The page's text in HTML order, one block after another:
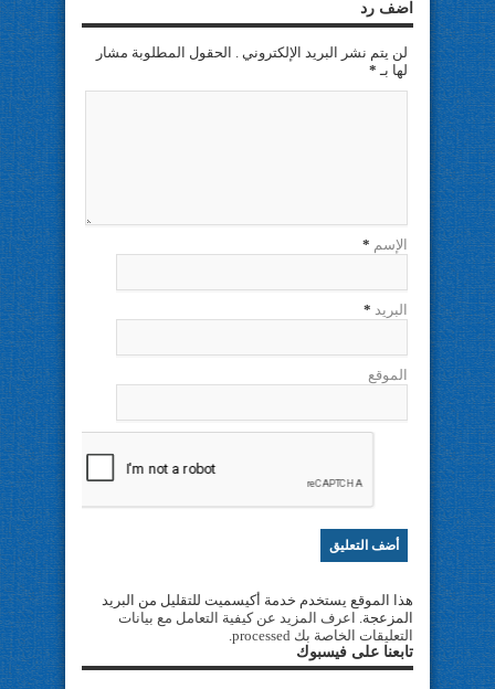
اضف رد
لن يتم نشر البريد الإلكتروني . الحقول المطلوبة مشار
لها بـ *
الإسم *
البريد *
الموقع
هذا الموقع يستخدم خدمة أكيسميت للتقليل من البريد
المزعجة. اعرف المزيد عن كيفية التعامل مع بيانات
التعليقات الخاصة بك processed
.
تابعنا على فيسبوك